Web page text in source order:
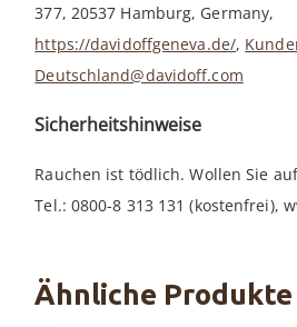
377, 20537 Hamburg, Germany,
https://davidoffgeneva.de/,
Deutschland@davidoff.com
Sicherheitshinweise
Rauchen ist tödlich. Wollen Sie
Tel.: 0800-8 313 131 (kostenfrei),
Ähnliche Produkte